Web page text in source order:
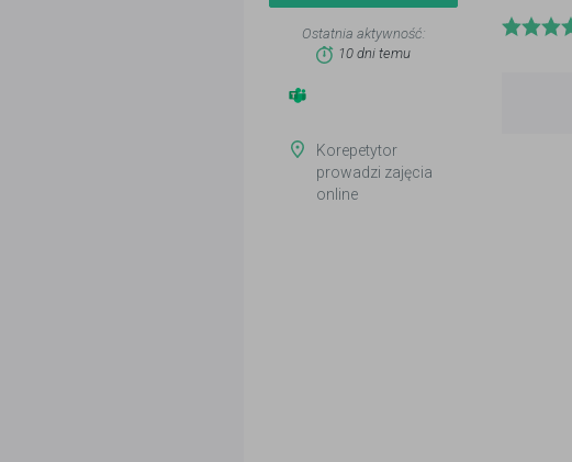
Ostatnia aktywność:
10 dni temu
Korepetytor
prowadzi zajęcia
online